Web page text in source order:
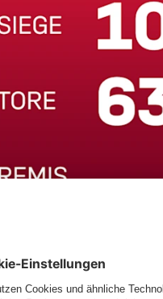
seit dem Wechsel
zu schlagen: Nur
der Woche besiegten